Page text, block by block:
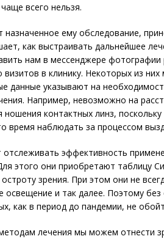
всего нельзя.
ему обследование,
как выстраивать дальнейшее
нам в мессенджере фотографии
визитов в клинику. Некоторых из
данные указывают на
Например, невозможно на
контактных линз, поскольку
время наблюдать за процессом
эффективность
этого они приобретают таблицу
зрения. При этом они не
и так далее. Поэтому без
как в период до пандемии, не
лечения мы можем отнести